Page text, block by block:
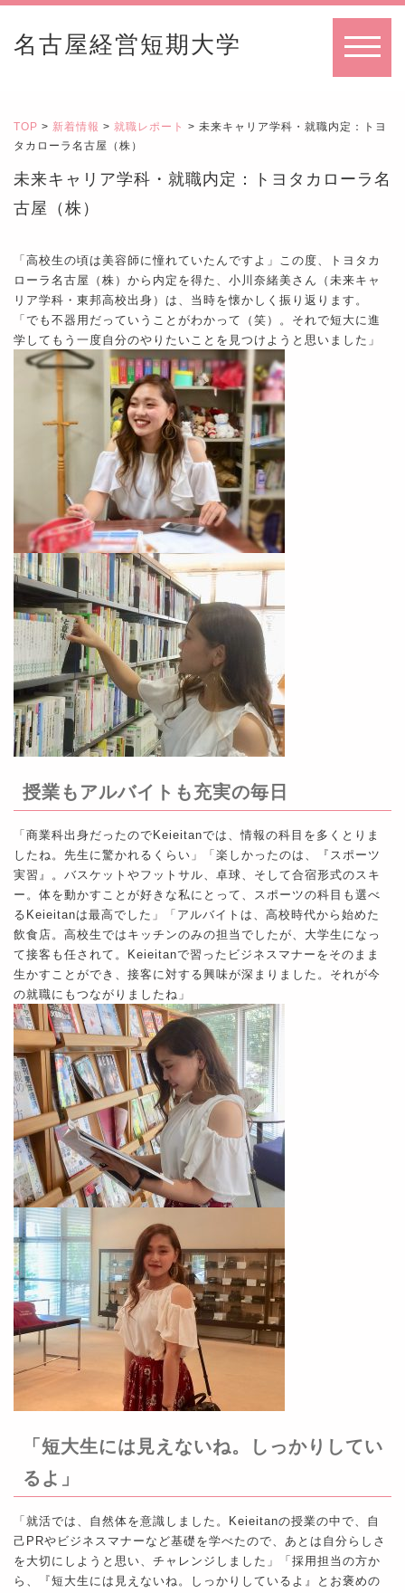
名古屋経営短期大学
TOP > 新着情報 > 就職レポート > 未来キャリア学科・就職内定：トヨ
タカローラ名古屋（株）
未来キャリア学科・就職内定：トヨタカローラ名
古屋（株）
「高校生の頃は美容師に憧れていたんですよ」この度、トヨタカ
ローラ名古屋（株）から内定を得た、小川奈緒美さん（未来キャ
リア学科・東邦高校出身）は、当時を懐かしく振り返ります。
「でも不器用だっていうことがわかって（笑）。それで短大に進
学してもう一度自分のやりたいことを見つけようと思いました」
授業もアルバイトも充実の毎日
「商業科出身だったのでKeieitanでは、情報の科目を多くとりま
したね。先生に驚かれるくらい」「楽しかったのは、『スポーツ
実習』。バスケットやフットサル、卓球、そして合宿形式のスキ
ー。体を動かすことが好きな私にとって、スポーツの科目も選べ
るKeieitanは最高でした」「アルバイトは、高校時代から始めた
飲食店。高校生ではキッチンのみの担当でしたが、大学生になっ
て接客も任されて。Keieitanで習ったビジネスマナーをそのまま
生かすことができ、接客に対する興味が深まりました。それが今
の就職にもつながりましたね」
「短大生には見えないね。しっかりしてい
るよ」
「就活では、自然体を意識しました。Keieitanの授業の中で、自
己PRやビジネスマナーなど基礎を学べたので、あとは自分らしさ
を大切にしようと思い、チャレンジしました」「採用担当の方か
ら、『短大生には見えないね。しっかりしているよ』とお褒めの